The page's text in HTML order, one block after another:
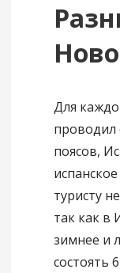
Для
проводил
поясов,
туристу
так как в
зимнее и
состоять